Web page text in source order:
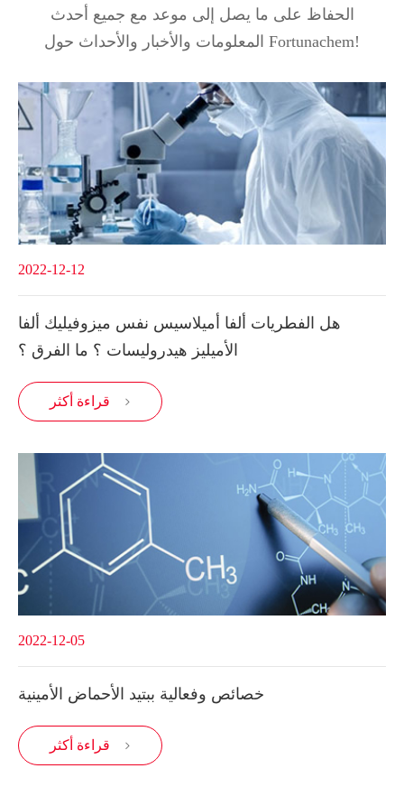
الحفاظ على ما يصل إلى موعد مع جميع أحدث
المعلومات والأخبار والأحداث حول Fortunachem!
2022-12-12
هل الفطريات ألفا أميلاسيس نفس ميزوفيليك ألفا
الأميليز هيدروليسات ؟ ما الفرق ؟
قراءة أكثر 
2022-12-05
خصائص وفعالية ببتيد الأحماض الأمينية
قراءة أكثر 